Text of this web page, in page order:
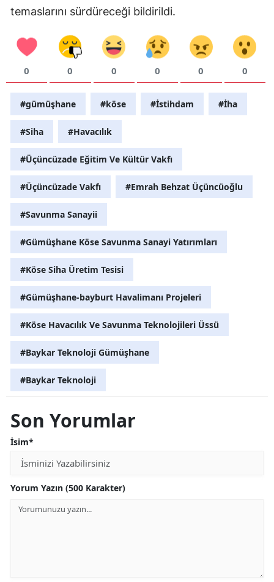
temaslarını sürdüreceği bildirildi.
0 0 0 0 0 0
#gümüşhane #köse #İstihdam #İha
#Siha #Havacılık
#Üçüncüzade Eğitim Ve Kültür Vakfı
#Üçüncüzade Vakfı #Emrah Behzat Üçüncüoğlu
#Savunma Sanayii
#Gümüşhane Köse Savunma Sanayi Yatırımları
#Köse Siha Üretim Tesisi
#Gümüşhane-bayburt Havalimanı Projeleri
#Köse Havacılık Ve Savunma Teknolojileri Üssü
#Baykar Teknoloji Gümüşhane
#Baykar Teknoloji
Son Yorumlar
İsim*
Yorum Yazın (500 Karakter)